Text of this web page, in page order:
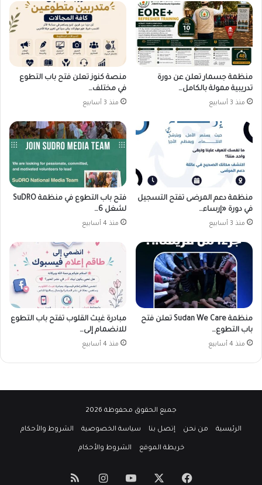
منظمة جسمار تعلن عن دورة
تدريبية ممولة بالكامل…
منذ 3 أسابيع
منصة كنوز تعلن فتح باب التطوع
في مختلف…
منذ 3 أسابيع
منظمة دعم المرضى تفتح التسجيل
في دورة «إرساء…
منذ 3 أسابيع
فتح باب التطوع في منظمة SuDRO
لشغل 6…
منذ 4 أسابيع
منظمة Sudan We Care تعلن فتح
باب التطوع…
منذ 4 أسابيع
مبادرة غيث القلوب تفتح باب التطوع
للانضمام إلى…
منذ 4 أسابيع
جميع الحقوق محفوظة 2026
الرئيسية من نحن إتصل بنا سياسة الخصوصية الشروط والأحكام
خريطة الموقع الشروط والأحكام
فيسبوك ‫YouTubeانستقرامملخص